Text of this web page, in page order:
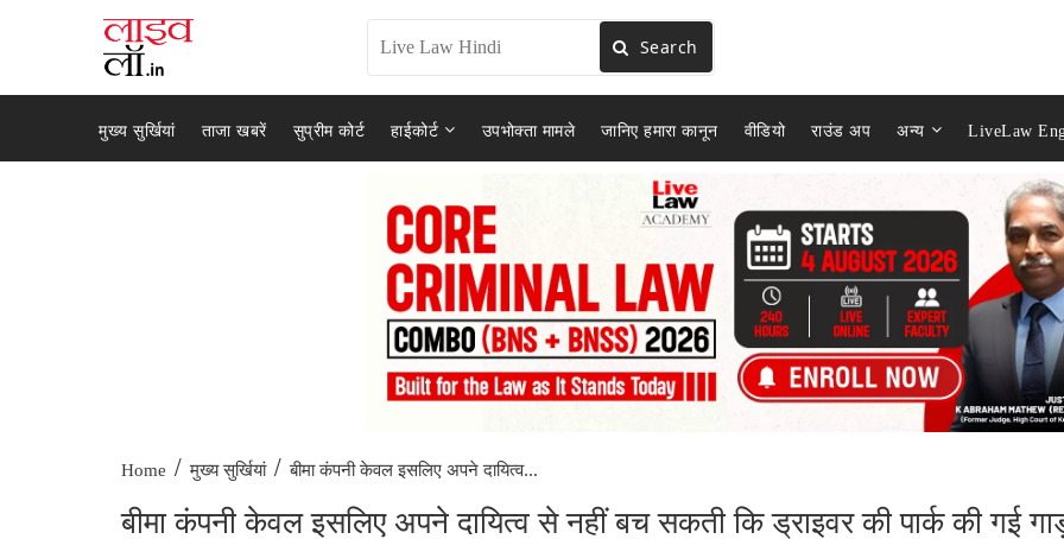
Search
मुख्य सुर्खियां ताजा खबरें सुप्रीम कोर्ट हाईकोर्ट उपभोक्ता मामले जानिए हमारा कानून वीडियो राउंड अप अन्य LiveLaw
Home / मुख्य सुर्खियां / बीमा कंपनी केवल इसलिए अपने दायित्व...
बीमा कंपनी केवल इसलिए अपने दायित्व से नहीं बच सकती कि ड्राइवर की पार्क की गई